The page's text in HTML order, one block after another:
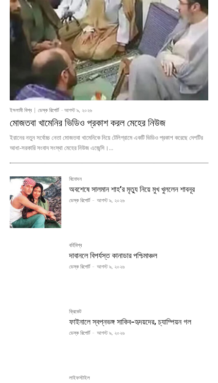
ইসলামী বিশ্ব ডেস্ক রিপোর্ট - আগস্ট ৯, ২০২৬
মোজতবা খামেনির ভিডিও প্রকাশ করল মেহের নিউজ
ইরানের নতুন সর্বোচ্চ নেতা মোজতবা খামেনিকে নিয়ে টেলিগ্রামে একটি ভিডিও প্রকাশ করেছে দেশটির
আধা-সরকারি সংবাদ সংস্থা মেহের নিউজ এজেন্সি।...
বিনোদন
অবশেষে সালমান শাহ’র মৃত্যু নিয়ে মুখ খুললেন শাবনূর
ডেস্ক রিপোর্ট - আগস্ট ৯, ২০২৬
বর্হিবিশ্ব
দাবানলে বিপর্যস্ত কানাডার পশ্চিমাঞ্চল
ডেস্ক রিপোর্ট - আগস্ট ৯, ২০২৬
ক্রিকেট
ফাইনালে স্বপ্নভঙ্গ সাকিব-হৃদয়দের, চ্যাম্পিয়ন গল
ডেস্ক রিপোর্ট - আগস্ট ৯, ২০২৬
লাইফস্টাইল